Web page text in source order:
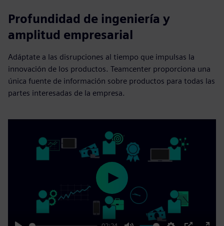
Profundidad de ingeniería y
amplitud empresarial
Adáptate a las disrupciones al tiempo que impulsas la
innovación de los productos. Teamcenter proporciona una
única fuente de información sobre productos para todas las
partes interesadas de la empresa.
Play